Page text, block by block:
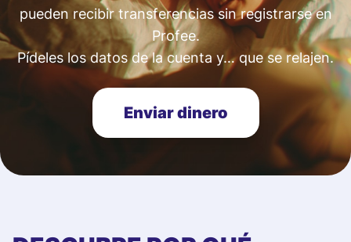
pueden recibir transferencias sin registrarse en
Profee.
Pídeles los datos de la cuenta y… que se relajen.
Enviar dinero